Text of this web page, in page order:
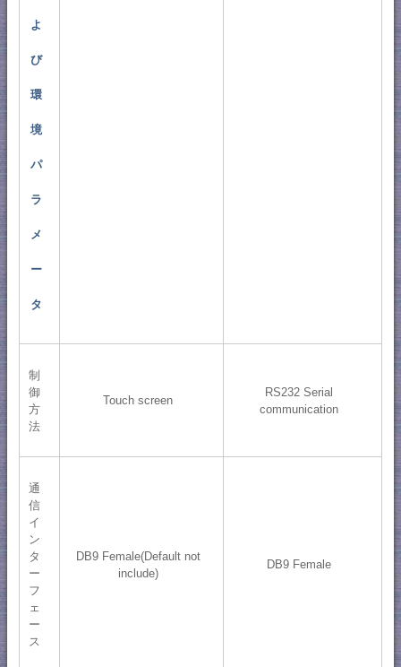
よ
び
環
境
パ
ラ
メ
ー
タ
制
御
方
法
Touch screen
RS232 Serial
communication
通
信
イ
ン
タ
ー
フ
ェ
ー
ス
DB9 Female(Default not
include)
DB9 Female